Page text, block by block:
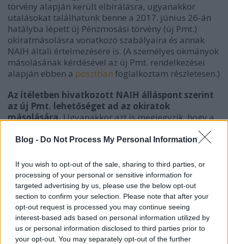
Blog - Do Not Process My Personal Information
If you wish to opt-out of the sale, sharing to third parties, or
processing of your personal or sensitive information for
targeted advertising by us, please use the below opt-out
section to confirm your selection. Please note that after your
opt-out request is processed you may continue seeing
interest-based ads based on personal information utilized by
us or personal information disclosed to third parties prior to
your opt-out. You may separately opt-out of the further
törvény alapján került elbírálásra, ugyanakkor
utalásokat találhatunk benne a 2017. június 26-án
hatályba lépett új Pénzmosási törvény (új Pmt.)
okiratmásolásra vonatkozó szabályaira és annak
NAIH általi értelmezésére is. (A személyes okmányok
másolásának kérdésével az új Pmt. rendelkezései
alapján ebben a posztban foglalkoztam részletesen.)
Az ítéletben hivatkozott NAIH álláspont szerint
az új Pmt. lehetőséget ad az okiratok
másolására.Ugyanakkor azt is megjegyzik, hogy a
korábban jogszerűtlenül (azaz a régi Pmt. alapján)
készített okiratmásolatokat meg kell semmisíteni,
semmilyen felhatalmazást, a régi Pmt. alapján pedig
az okiratmásolatok készítése a személyesen
megjelenő ügyfelek esetében jogszerűtlen volt. A
bíróság is osztotta a NAIH álláspontját, miszerint az
új Pmt. hatályba lépését megelőzően jogsértően
beszerzett másolatok megőrzésére nincsen
lehetőség.